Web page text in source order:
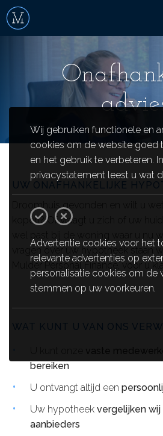
UW ONAFHANKELIJKE
Droomhuis gevonden en wilt u
kopen? Of vraagt u zich of uw
vragen over uw hypotheek staan
Mulder Personal Finance, voor u
WAT KUNT U VAN ONS
bereiken
U ontvangt altijd een
Uw hypotheek vergelijken
aanbieders
Wij gebruiken functionele en
cookies om de website goed
en het gebruik te verbeteren.
privacystatement leest u wat
Advertentie cookies voor het
relevante advertenties op
personalisatie cookies om de
stemmen op uw voorkeuren.